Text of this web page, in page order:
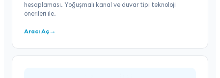
hesaplaması. Yoğuşmalı kanal ve duvar tipi teknoloji
önerileri ile.
Aracı Aç→